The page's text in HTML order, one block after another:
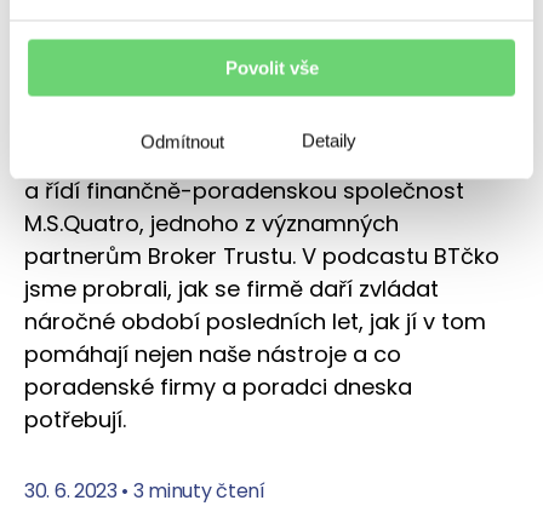
Detaily
Povolit vše
Odmítnout
Vystudovaný silnoproudař zůstal věrný
pojišťovnictví. Martin Macho spoluvlastní
a řídí finančně-poradenskou společnost
M.S.Quatro, jednoho z významných
partnerům Broker Trustu. V podcastu BTčko
jsme probrali, jak se firmě daří zvládat
náročné období posledních let, jak jí v tom
pomáhají nejen naše nástroje a co
poradenské firmy a poradci dneska
potřebují.
30. 6. 2023• 3 minuty čtení